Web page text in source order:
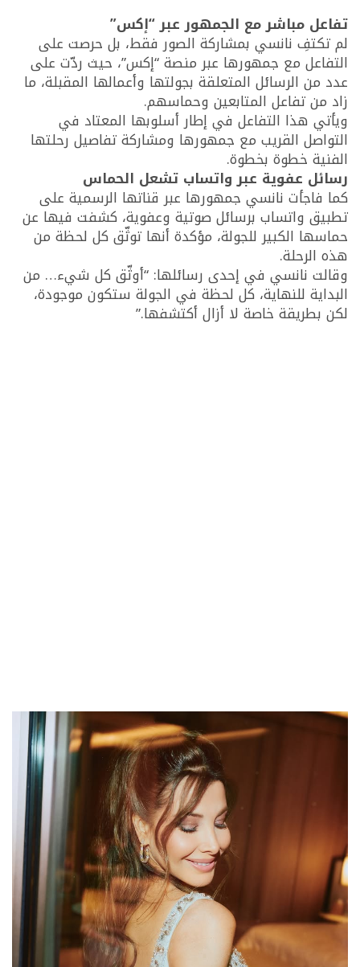
تفاعل مباشر مع الجمهور عبر “إكس”
لم تكتفِ نانسي بمشاركة الصور فقط، بل حرصت على
التفاعل مع جمهورها عبر منصة “إكس”، حيث ردّت على
عدد من الرسائل المتعلقة بجولتها وأعمالها المقبلة، ما
زاد من تفاعل المتابعين وحماسهم.
ويأتي هذا التفاعل في إطار أسلوبها المعتاد في
التواصل القريب مع جمهورها ومشاركة تفاصيل رحلتها
الفنية خطوة بخطوة.
رسائل عفوية عبر واتساب تشعل الحماس
كما فاجأت نانسي جمهورها عبر قناتها الرسمية على
تطبيق واتساب برسائل صوتية وعفوية، كشفت فيها عن
حماسها الكبير للجولة، مؤكدة أنها توثّق كل لحظة من
هذه الرحلة.
وقالت نانسي في إحدى رسائلها: “أوثّق كل شيء… من
البداية للنهاية، كل لحظة في الجولة ستكون موجودة،
لكن بطريقة خاصة لا أزال أكتشفها.”